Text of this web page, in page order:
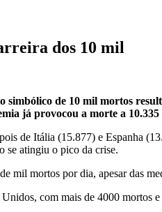
dos 10 mil
simbólico de 10 mil mortos
já provocou a morte a
de Itália (15.877) e Espanha
se atingiu o pico da crise.
mil mortos por dia, apesar das
com mais de 4000 mortos